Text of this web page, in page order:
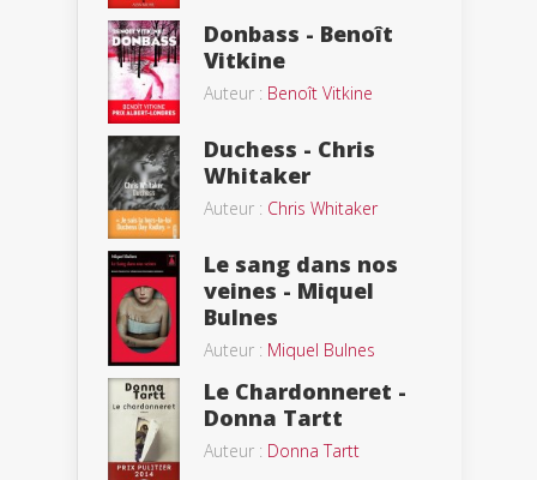
Donbass - Benoît
Vitkine
Auteur : Benoît Vitkine
Duchess - Chris
Whitaker
Auteur : Chris Whitaker
Le sang dans nos
veines - Miquel
Bulnes
Auteur : Miquel Bulnes
Le Chardonneret -
Donna Tartt
Auteur : Donna Tartt